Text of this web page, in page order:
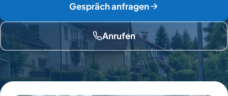
Gespräch anfragen
Anrufen